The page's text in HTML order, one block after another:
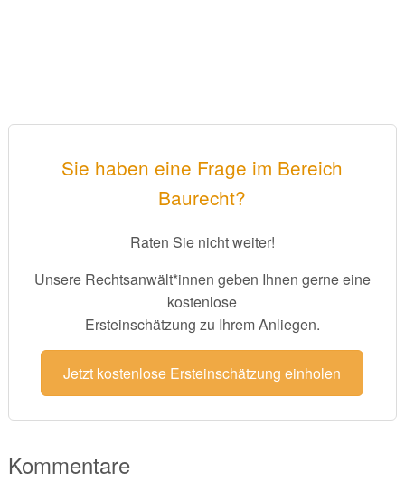
Sie haben eine Frage im Bereich
Baurecht?
Raten Sie nicht weiter!
Unsere Rechtsanwält*innen geben Ihnen gerne eine
kostenlose
Ersteinschätzung zu Ihrem Anliegen.
Jetzt kostenlose Ersteinschätzung einholen
Kommentare